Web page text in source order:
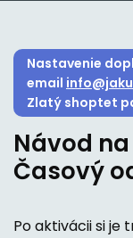
Nastavenie
email
Zlatý shoptet
Návod
Časový
Po aktivácii si je